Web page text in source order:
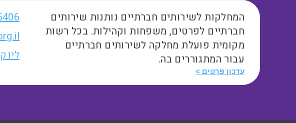
המחלקות לשירותים חברתיים נותנות שירותים
חברתיים לפרטים, משפחות וקהילות. בכל רשות
מקומית פועלת מחלקה לשירותים חברתיים
עבור המתגוררים בה.
עדכון פרטים